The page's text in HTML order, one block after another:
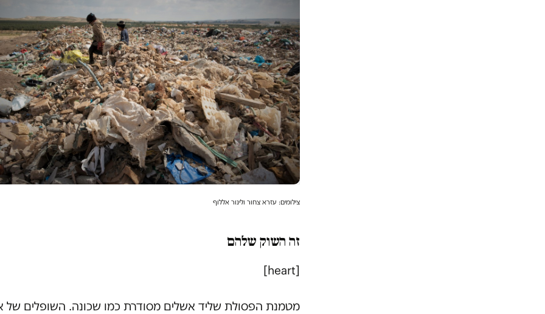
צילומים: עזרא צחור ולינור אללוף
זה השוק שלהם
[heart]
מטמנת הפסולת שליד אשלים מסודרת כמו שכונה. השופלים של